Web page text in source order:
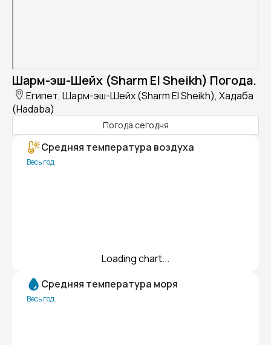
Шарм-эш-Шейх (Sharm El Sheikh) Погода.
Египет, Шарм-эш-Шейх (Sharm El Sheikh), Хадаба
(Hadaba)
Погода сегодня
Средняя температура воздуха
Весь год
Loading chart...
Средняя температура моря
Весь год